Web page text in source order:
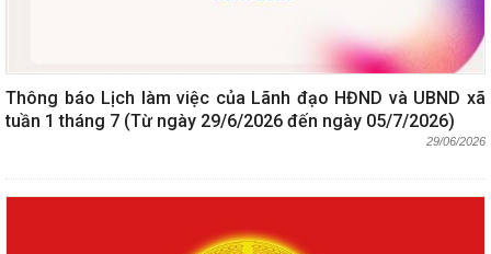
Thông báo Lịch làm việc của Lãnh đạo HĐND và UBND xã
tuần 1 tháng 7 (Từ ngày 29/6/2026 đến ngày 05/7/2026)
29/06/2026